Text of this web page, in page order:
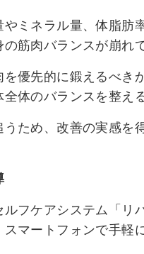
ミネラル量、体脂肪
筋肉バランスが崩れ
優先的に鍛えるべき
体のバランスを整え
ため、改善の実感を
フケアシステム「リ
マートフォンで手軽